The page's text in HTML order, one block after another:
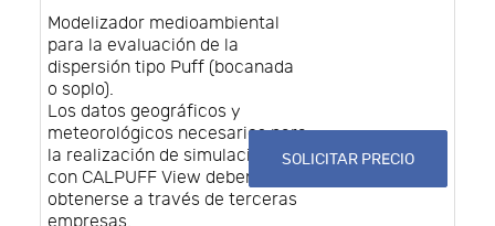
Modelizador medioambiental
para la evaluación de la
dispersión tipo Puff (bocanada
o soplo).
Los datos geográficos y
meteorológicos necesarios para
la realización de simulaciones
con CALPUFF View deben
obtenerse a través de terceras
SOLICITAR PRECIO